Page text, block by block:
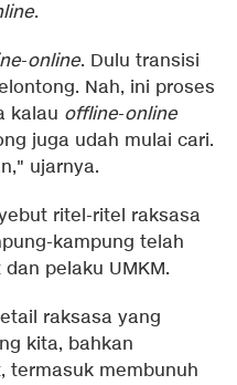
.
-online. Dulu transisi
Nah, ini proses
kalau offline-online
juga udah mulai cari.
ujarnya.
ritel-ritel raksasa
kampung telah
pelaku UMKM.
raksasa yang
kita, bahkan
termasuk membunuh